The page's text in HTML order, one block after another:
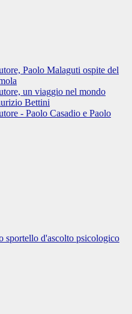
Paolo Malaguti ospite del
un viaggio nel mondo
Bettini
- Paolo Casadio e Paolo
sportello d'ascolto psicologico